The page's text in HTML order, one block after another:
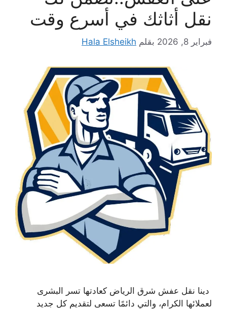
نقل أثاثك في أسرع وقت
فبراير 8, 2026 بقلم Hala Elsheikh
دينا نقل عفش شرق الرياض كعادتها تسر البشرى
لعملائها الكرام، والتي دائمًا تسعى لتقديم كل جديد